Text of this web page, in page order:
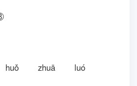
zhuā luó